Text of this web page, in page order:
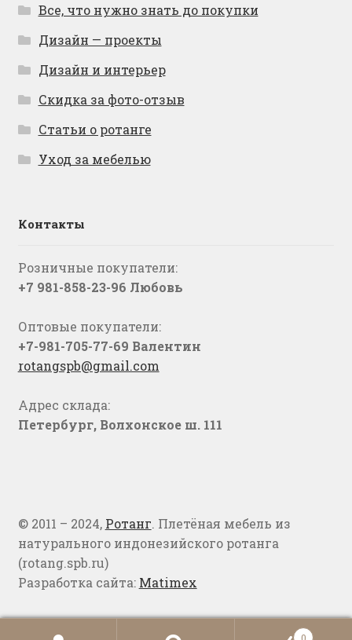
Все, что нужно знать до покупки
Дизайн — проекты
Дизайн и интерьер
Скидка за фото-отзыв
Статьи о ротанге
Уход за мебелью
Контакты
Розничные покупатели:
+7 981-858-23-96 Любовь
Оптовые покупатели:
+7-981-705-77-69 Валентин
rotangspb@gmail.com
Адрес склада:
Петербург, Волхонское ш. 111
© 2011 – 2024, Ротанг. Плетёная мебель из
натурального индонезийского ротанга
(rotang.spb.ru)
Разработка сайта: Matimex
0